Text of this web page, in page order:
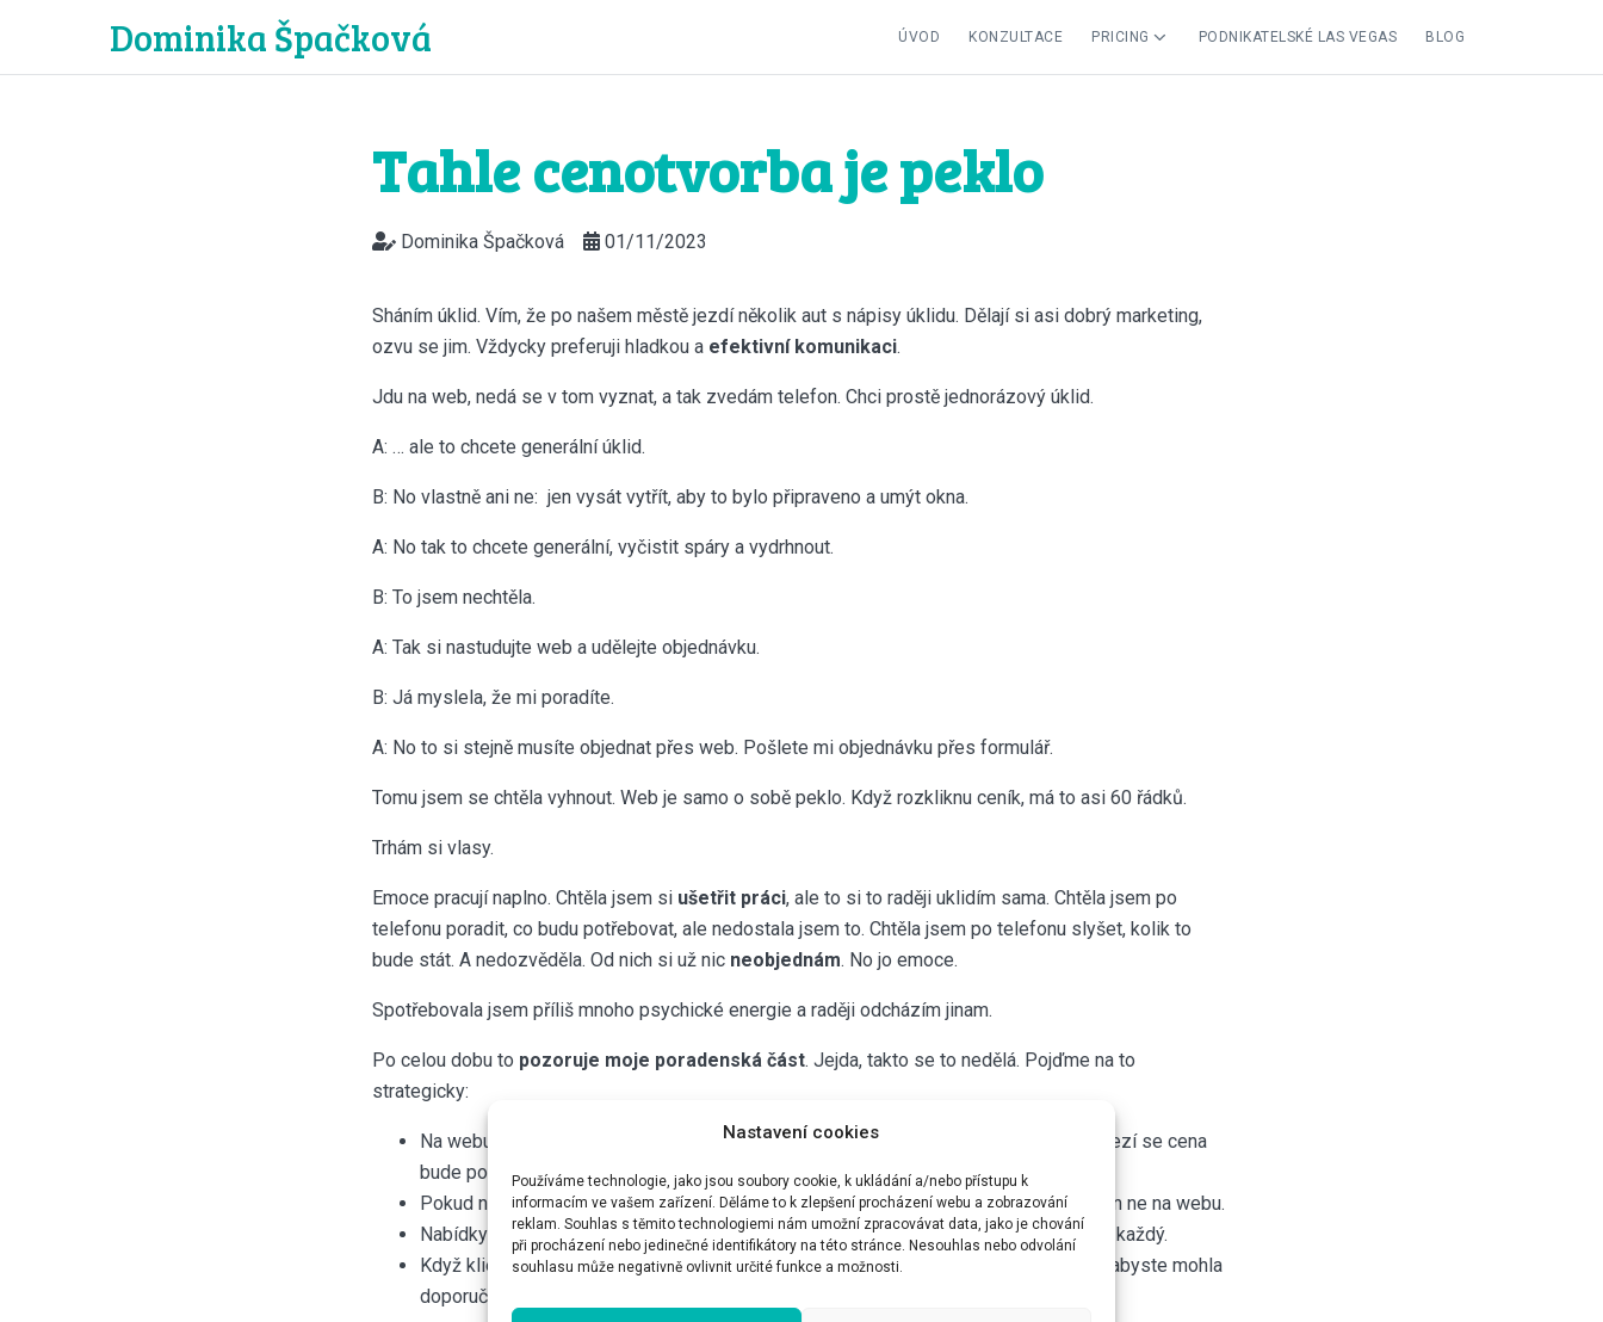
Nastavení cookies
Používáme technologie, jako jsou soubory cookie, k ukládání a/nebo přístupu k
informacím ve vašem zařízení. Děláme to k zlepšení procházení webu a zobrazování
reklam. Souhlas s těmito technologiemi nám umožní zpracovávat data, jako je chování
při procházení nebo jedinečné identifikátory na této stránce. Nesouhlas nebo odvolání
souhlasu může negativně ovlivnit určité funkce a možnosti.
Dominika Špačková ÚVOD KONZULTACE PRICING PODNIKATELSKÉ LAS VEGAS BLOG
Tahle cenotvorba je peklo
Dominika Špačková 01/11/2023
Sháním úklid. Vím, že po našem městě jezdí několik aut s nápisy úklidu. Dělají si asi dobrý marketing,
ozvu se jim. Vždycky preferuji hladkou a efektivní komunikaci.
Jdu na web, nedá se v tom vyznat, a tak zvedám telefon. Chci prostě jednorázový úklid.
A: … ale to chcete generální úklid.
B: No vlastně ani ne: jen vysát vytřít, aby to bylo připraveno a umýt okna.
A: No tak to chcete generální, vyčistit spáry a vydrhnout.
B: To jsem nechtěla.
A: Tak si nastudujte web a udělejte objednávku.
B: Já myslela, že mi poradíte.
A: No to si stejně musíte objednat přes web. Pošlete mi objednávku přes formulář.
Tomu jsem se chtěla vyhnout. Web je samo o sobě peklo. Když rozkliknu ceník, má to asi 60 řádků.
Trhám si vlasy.
Emoce pracují naplno. Chtěla jsem si ušetřit práci, ale to si to raději uklidím sama. Chtěla jsem po
telefonu poradit, co budu potřebovat, ale nedostala jsem to. Chtěla jsem po telefonu slyšet, kolik to
bude stát. A nedozvěděla. Od nich si už nic neobjednám. No jo emoce.
Spotřebovala jsem příliš mnoho psychické energie a raději odcházím jinam.
Po celou dobu to pozoruje moje poradenská část. Jejda, takto se to nedělá. Pojďme na to
strategicky:
Na webu potřebujete tak 3 - 5 různých druhů služeb, ať klienta uklidní, v jakém rozmezí se cena
bude pohybovat. Jestli se bavíme o 2 000 nebo 20 000 korunách.
Pokud někde potřebujete ještě někde celý ceník, je to interní záležitost, mějte ho. Jen ne na webu.
Nabídky na úklid můžete dělat například z fotek, které klienti pošlou, dnes má mobil každý.
Když klienta takto zahltíte, tak raději uteče. Připravte si 5 - 6 otázek, které položíte, abyste mohla
doporučit správnou službu.